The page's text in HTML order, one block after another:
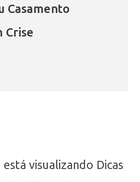
Casamento
Crise